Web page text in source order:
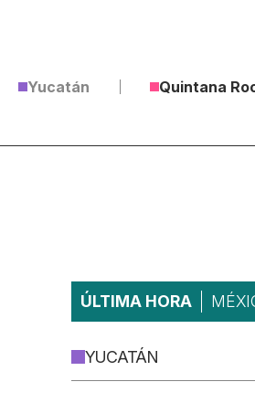
Yucatán Quintana
ÚLTIMA HORA
YUCATÁN